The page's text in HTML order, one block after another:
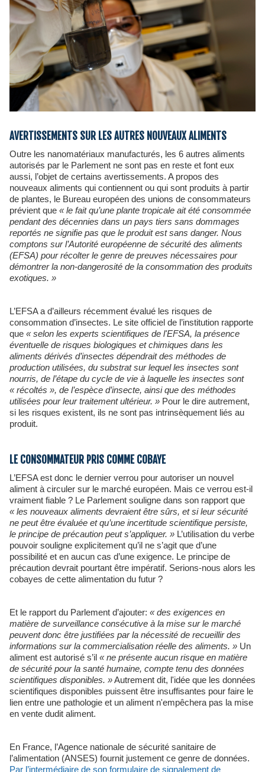
AVERTISSEMENTS SUR LES AUTRES NOUVEAUX ALIMENTS
Outre les nanomatériaux manufacturés, les 6 autres aliments
autorisés par le Parlement ne sont pas en reste et font eux
aussi, l’objet de certains avertissements. A propos des
nouveaux aliments qui contiennent ou qui sont produits à partir
de plantes, le Bureau européen des unions de consommateurs
prévient que « le fait qu’une plante tropicale ait été consommée
pendant des décennies dans un pays tiers sans dommages
reportés ne signifie pas que le produit est sans danger. Nous
comptons sur l’Autorité européenne de sécurité des aliments
(EFSA) pour récolter le genre de preuves nécessaires pour
démontrer la non-dangerosité de la consommation des produits
exotiques. »
L’EFSA a d’ailleurs récemment évalué les risques de
consommation d’insectes. Le site officiel de l’institution rapporte
que « selon les experts scientifiques de l'EFSA, la présence
éventuelle de risques biologiques et chimiques dans les
aliments dérivés d’insectes dépendrait des méthodes de
production utilisées, du substrat sur lequel les insectes sont
nourris, de l’étape du cycle de vie à laquelle les insectes sont
« récoltés », de l’espèce d’insecte, ainsi que des méthodes
utilisées pour leur traitement ultérieur. » Pour le dire autrement,
si les risques existent, ils ne sont pas intrinsèquement liés au
produit.
LE CONSOMMATEUR PRIS COMME COBAYE
L’EFSA est donc le dernier verrou pour autoriser un nouvel
aliment à circuler sur le marché européen. Mais ce verrou est-il
vraiment fiable ? Le Parlement souligne dans son rapport que
« les nouveaux aliments devraient être sûrs, et si leur sécurité
ne peut être évaluée et qu’une incertitude scientifique persiste,
le principe de précaution peut s’appliquer. » L’utilisation du verbe
pouvoir souligne explicitement qu’il ne s’agit que d’une
possibilité et en aucun cas d’une exigence. Le principe de
précaution devrait pourtant être impératif. Serions-nous alors les
cobayes de cette alimentation du futur ?
Et le rapport du Parlement d’ajouter: « des exigences en
matière de surveillance consécutive à la mise sur le marché
peuvent donc être justifiées par la nécessité de recueillir des
informations sur la commercialisation réelle des aliments. » Un
aliment est autorisé s’il « ne présente aucun risque en matière
de sécurité pour la santé humaine, compte tenu des données
scientifiques disponibles. »Autrement dit, l'idée que les données
scientifiques disponibles puissent être insuffisantes pour faire le
lien entre une pathologie et un aliment n'empêchera pas la mise
en vente dudit aliment.
En France, l’Agence nationale de sécurité sanitaire de
l’alimentation (ANSES) fournit justement ce genre de données.
Par l’intermédiaire de son formulaire de signalement de